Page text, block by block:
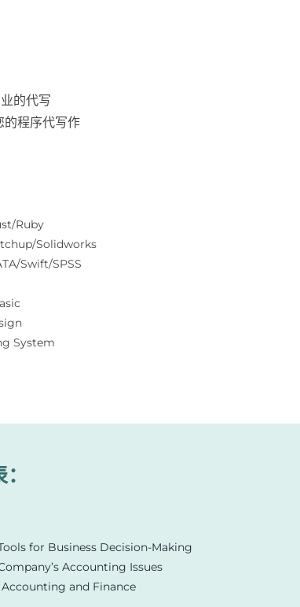
的代写
程序代写作
Ruby
Solidworks
Swift/SPSS
System
for Business Decision-Making
Accounting Issues
and Finance